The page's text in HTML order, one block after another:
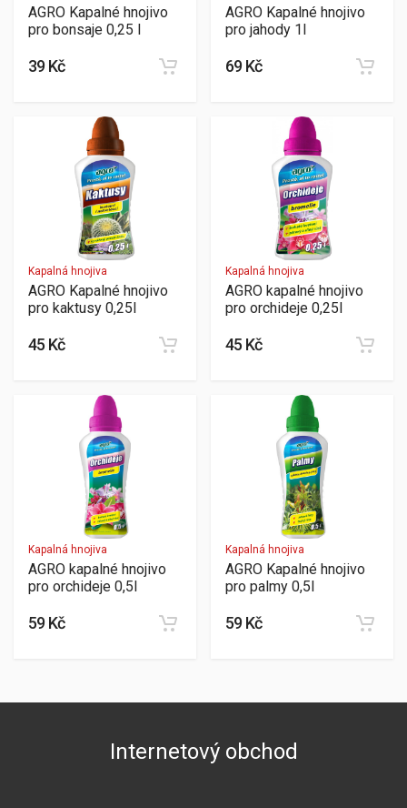
AGRO Kapalné hnojivo
pro bonsaje 0,25 l
39 Kč
AGRO Kapalné hnojivo
pro jahody 1l
69 Kč
Kapalná hnojiva
AGRO Kapalné hnojivo
pro kaktusy 0,25l
45 Kč
Kapalná hnojiva
AGRO kapalné hnojivo
pro orchideje 0,25l
45 Kč
Kapalná hnojiva
AGRO kapalné hnojivo
pro orchideje 0,5l
59 Kč
Kapalná hnojiva
AGRO Kapalné hnojivo
pro palmy 0,5l
59 Kč
Internetový obchod